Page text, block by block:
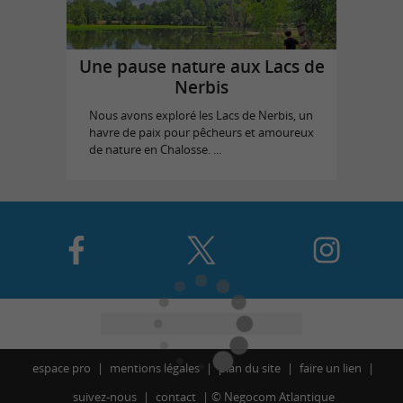
Une pause nature aux Lacs de
Nerbis
Nous avons exploré les Lacs de Nerbis, un
havre de paix pour pêcheurs et amoureux
de nature en Chalosse. ...
espace pro mentions légales plan du site
faire un lien
suivez-nous
contact © Negocom Atlantique